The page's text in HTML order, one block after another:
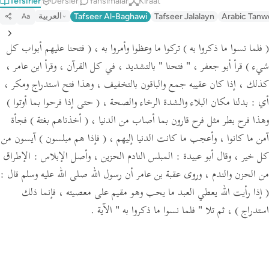
Aa العربية Tafseer Al-Baghawi Tafseer Jalalayn Arabic
( فلما نسوا ما ذكروا به ) تركوا ما وعظوا وأمروا به ، ( فتحنا عليهم أبواب كل
شيء ) قرأ أبو جعفر ، " فتحنا " بالتشديد ، في كل القرآن ، وقرأ ابن عامر ،
كذلك ، إذا كان عقيبه جمع والباقون بالتخفيف ، وهذا فتح استدراج ومكر ،
أي : بدلنا مكان البلاء والشدة الرخاء والصحة ، ( حتى إذا فرحوا بما أوتوا )
وهذا فرح بطر مثل فرح قارون بما أصاب من الدنيا ، ( أخذناهم بغتة ) فجأة
آمن ما كانوا ، وأعجب ما كانت الدنيا إليهم ، ( فإذا هم مبلسون ) آيسون من
كل خير ، وقال أبو عبيدة : المبلس النادم الحزين ، وأصل الإبلاس : الإطراق
من الحزن والندم ، وروى عقبة بن عامر أن رسول الله صلى الله عليه وسلم قال :
( إذا رأيت الله يعطي العبد ما يحب وهو مقيم على معصيته ، فإنما ذلك
استدراج ) ، ثم تلا " فلما نسوا ما ذكروا به " الآية .